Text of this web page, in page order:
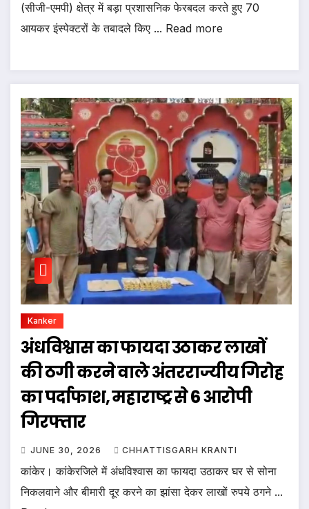
(सीजी-एमपी) क्षेत्र में बड़ा प्रशासनिक फेरबदल करते हुए 70
आयकर इंस्पेक्टरों के तबादले किए ... Read more
Kanker
अंधविश्वास का फायदा उठाकर लाखों
की ठगी करने वाले अंतरराज्यीय गिरोह
का पर्दाफाश, महाराष्ट्र से 6 आरोपी
गिरफ्तार
JUNE 30, 2026 CHHATTISGARH KRANTI
कांकेर। कांकेरजिले में अंधविश्वास का फायदा उठाकर घर से सोना
निकलवाने और बीमारी दूर करने का झांसा देकर लाखों रुपये ठगने ...